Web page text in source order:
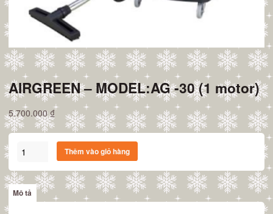
AIRGREEN – MODEL:AG -30 (1 motor)
5.700.000₫
AIRGREEN
MODEL:AG
-30
Thêm vào giỏ hàng
Mô tả